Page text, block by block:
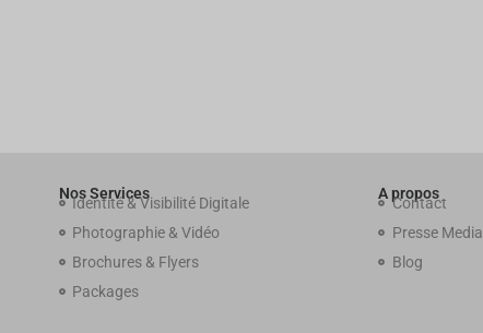
Nos Services
Identité & Visibilité Digitale
Photographie & Vidéo
Brochures & Flyers
Packages
A propos
Contact
Presse Media
Blog